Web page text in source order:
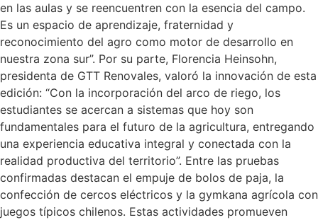
en las aulas y se reencuentren con la esencia del campo.
Es un espacio de aprendizaje, fraternidad y
reconocimiento del agro como motor de desarrollo en
nuestra zona sur”. Por su parte, Florencia Heinsohn,
presidenta de GTT Renovales, valoró la innovación de esta
edición: “Con la incorporación del arco de riego, los
estudiantes se acercan a sistemas que hoy son
fundamentales para el futuro de la agricultura, entregando
una experiencia educativa integral y conectada con la
realidad productiva del territorio”. Entre las pruebas
confirmadas destacan el empuje de bolos de paja, la
confección de cercos eléctricos y la gymkana agrícola con
juegos típicos chilenos. Estas actividades promueven